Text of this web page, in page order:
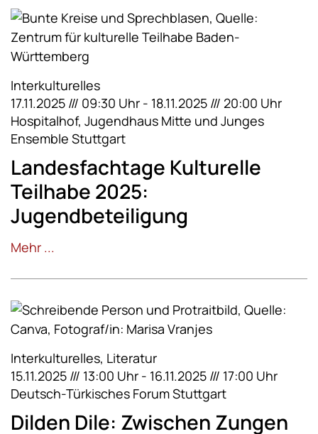
Interkulturelles
17.11.2025 /// 09:30 Uhr - 18.11.2025 /// 20:00 Uhr
Hospitalhof, Jugendhaus Mitte und Junges
Ensemble Stuttgart
Landesfachtage Kulturelle
Teilhabe 2025:
Jugendbeteiligung
Mehr ...
Interkulturelles, Literatur
15.11.2025 /// 13:00 Uhr - 16.11.2025 /// 17:00 Uhr
Deutsch-Türkisches Forum Stuttgart
Dilden Dile: Zwischen Zungen